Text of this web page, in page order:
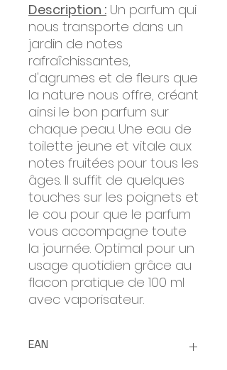
Description : Un parfum qui
nous transporte dans un
jardin de notes
rafraîchissantes,
d'agrumes et de fleurs que
la nature nous offre, créant
ainsi le bon parfum sur
chaque peau. Une eau de
toilette jeune et vitale aux
notes fruitées pour tous les
âges. Il suffit de quelques
touches sur les poignets et
le cou pour que le parfum
vous accompagne toute
la journée. Optimal pour un
usage quotidien grâce au
flacon pratique de 100 ml
avec vaporisateur.
EAN